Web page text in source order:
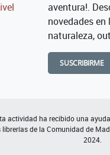
aventura!.
novedades en
naturaleza,
SUSCRIBIRME
actividad ha recibido una
librerías de la Comunidad de
2024.